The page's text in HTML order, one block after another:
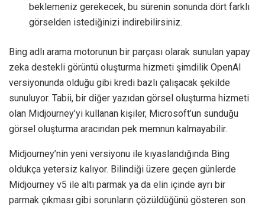
beklemeniz gerekecek, bu sürenin sonunda dört farklı
görselden istediğinizi indirebilirsiniz.
Bing adlı arama motorunun bir parçası olarak sunulan yapay
zeka destekli görüntü oluşturma hizmeti şimdilik OpenAI
versiyonunda olduğu gibi kredi bazlı çalışacak şekilde
sunuluyor. Tabii, bir diğer yazıdan görsel oluşturma hizmeti
olan Midjourney’yi kullanan kişiler, Microsoft’un sunduğu
görsel oluşturma aracından pek memnun kalmayabilir.
Midjourney’nin yeni versiyonu ile kıyaslandığında Bing
oldukça yetersiz kalıyor. Bilindiği üzere geçen günlerde
Midjourney v5 ile altı parmak ya da elin içinde ayrı bir
parmak çıkması gibi sorunların çözüldüğünü gösteren son